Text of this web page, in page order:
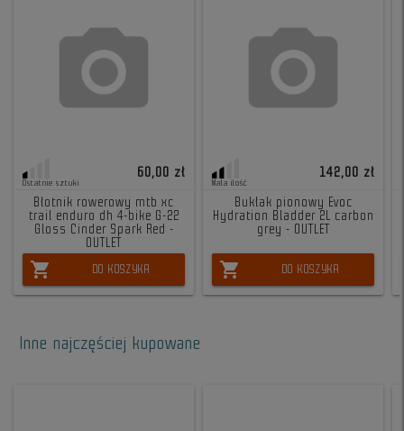
Ostatnie sztuki
60,00 zł
Błotnik rowerowy mtb xc
trail enduro dh 4-bike G-22
Gloss Cinder Spark Red -
OUTLET
shopping_cart DO KOSZYKA
Mała ilość
142,00 zł
Bukłak pionowy Evoc
Hydration Bladder 2L carbon
grey - OUTLET
shopping_cart DO KOSZYKA
Inne najczęściej kupowane